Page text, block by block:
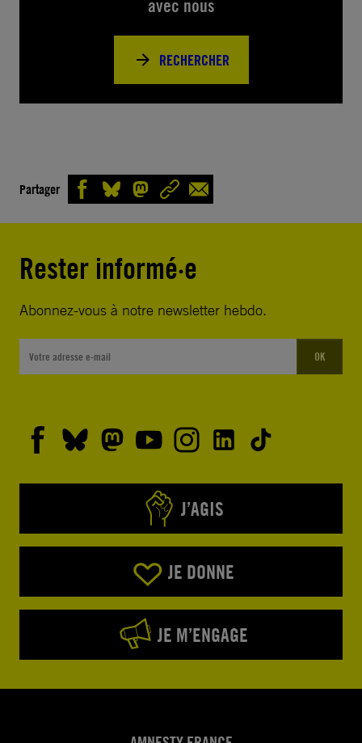
avec nous
RECHERCHER
Partager
Rester informé·e
Abonnez-vous à notre newsletter hebdo.
OK
J’AGIS
JE DONNE
JE M’ENGAGE